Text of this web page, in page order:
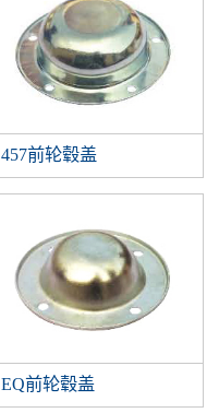
457前轮毂盖
EQ前轮毂盖